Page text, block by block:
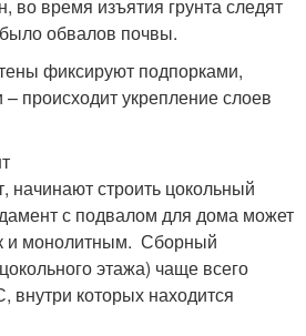
во время изъятия грунта следят
обвалов почвы.
фиксируют подпорками,
происходит укрепление слоев
начинают строить цокольный
с подвалом для дома может
и монолитным. Сборный
этажа) чаще всего
внутри которых находится